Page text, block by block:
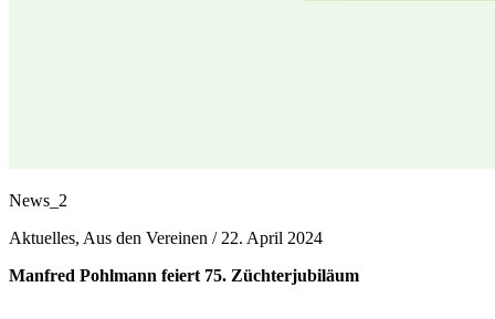
News_2
Aktuelles, Aus den Vereinen / 22. April 2024
Manfred Pohlmann feiert 75. Züchterjubiläum